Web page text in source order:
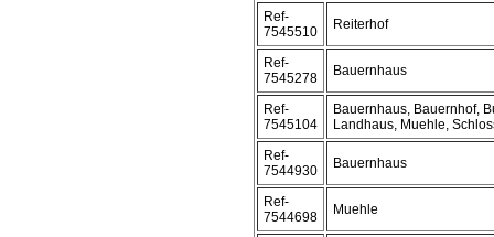
Ref-
7545510
Reiterhof
Ref-
7545278
Bauernhaus
Ref-
7545104
Bauernhaus, Bauernhof,
Landhaus, Muehle,
Ref-
7544930
Bauernhaus
Ref-
7544698
Muehle